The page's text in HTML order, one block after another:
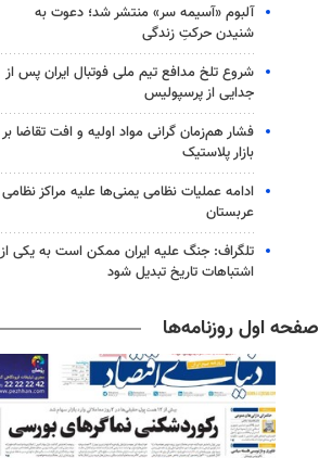
آلبوم «آسیمه سر» منتشر شد؛ دعوت به
شنیدن حرکتِ زندگی
شروع تلخ مدافع تیم ملی فوتبال ایران پس از
جدایی از پرسپولیس
فشار هم‌زمان گرانی مواد اولیه و افت تقاضا بر
بازار پلاستیک
ادامه عملیات نظامی یمنی‌ها علیه مراکز نظامی
عربستان
تلگراف: جنگ علیه ایران ممکن است به یکی از
اشتباهات تاریخ تبدیل شود
صفحه اول روزنامه‌ها